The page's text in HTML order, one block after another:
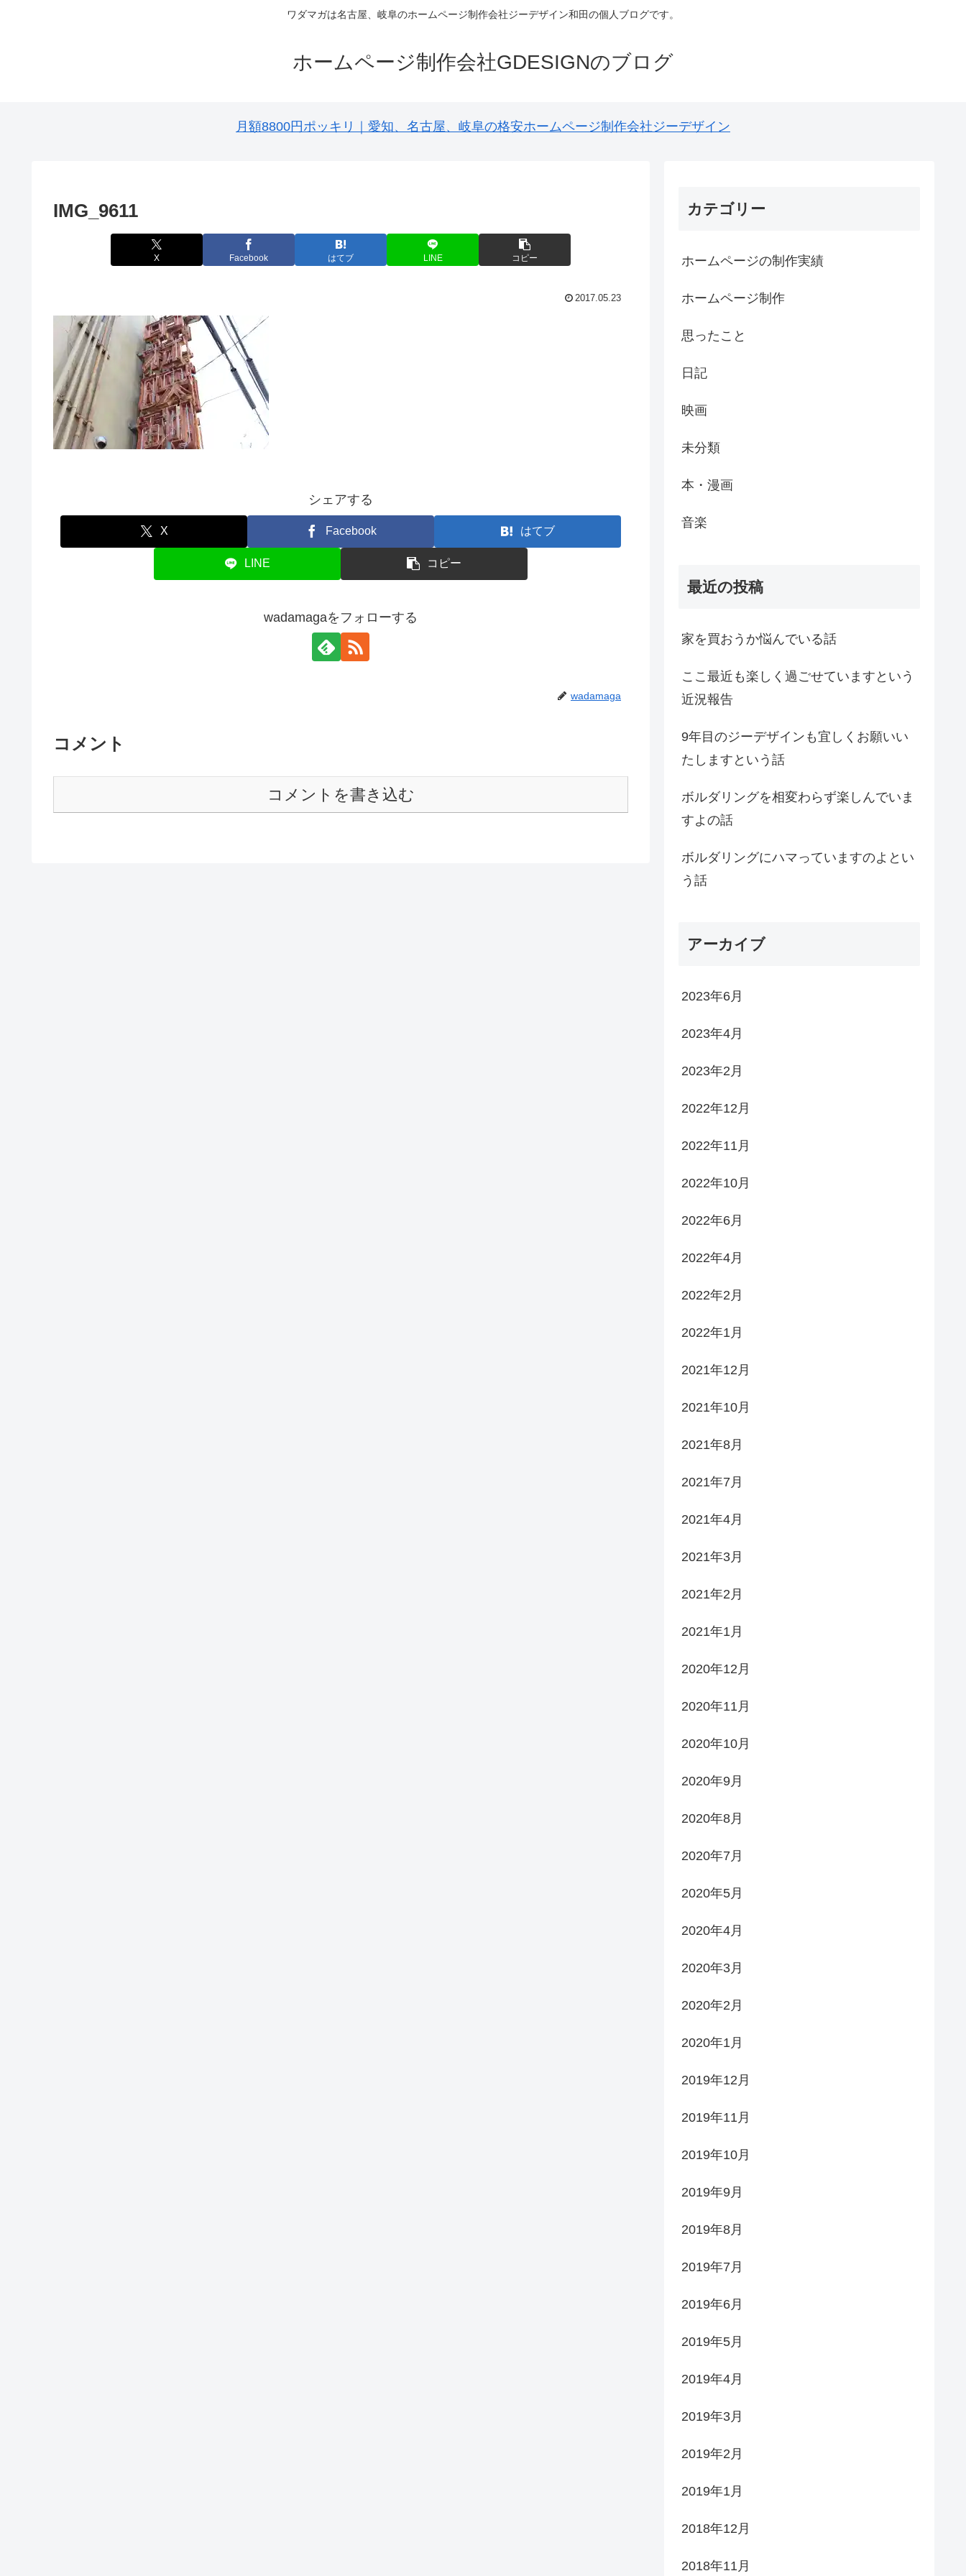
ワダマガは名古屋、岐阜のホームページ制作会社ジーデザイン和田の個人ブログです。
ホームページ制作会社GDESIGNのブログ
月額8800円ポッキリ｜愛知、名古屋、岐阜の格安ホームページ制作会社ジーデザイン
IMG_9611
X Facebook はてブ LINE コピー
2017.05.23
シェアする
X Facebook はてブ
LINE コピー
wadamagaをフォローする
wadamaga
コメント
コメントを書き込む
カテゴリー
ホームページの制作実績
ホームページ制作
思ったこと
日記
映画
未分類
本・漫画
音楽
最近の投稿
家を買おうか悩んでいる話
ここ最近も楽しく過ごせていますという
近況報告
9年目のジーデザインも宜しくお願いい
たしますという話
ボルダリングを相変わらず楽しんでいま
すよの話
ボルダリングにハマっていますのよとい
う話
アーカイブ
2023年6月
2023年4月
2023年2月
2022年12月
2022年11月
2022年10月
2022年6月
2022年4月
2022年2月
2022年1月
2021年12月
2021年10月
2021年8月
2021年7月
2021年4月
2021年3月
2021年2月
2021年1月
2020年12月
2020年11月
2020年10月
2020年9月
2020年8月
2020年7月
2020年5月
2020年4月
2020年3月
2020年2月
2020年1月
2019年12月
2019年11月
2019年10月
2019年9月
2019年8月
2019年7月
2019年6月
2019年5月
2019年4月
2019年3月
2019年2月
2019年1月
2018年12月
2018年11月